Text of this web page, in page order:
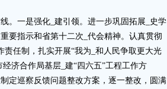
。一是强化_建引领。进一步巩固拓展_史学
要指示和省第十二次_代会精神。认真贯彻
责任制，扎实开展“我为_和人民争取更大光
济合作局基层_建“四六五”工程工作方
定巡察反馈问题整改方案，逐一整改，圆满